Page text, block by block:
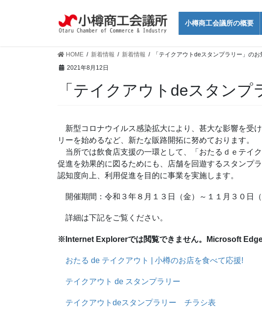
小樽商工会議所の概要
HOME 新着情報 新着情報
「テイクアウトdeスタンプラリー」のお
2021年8月12日
「テイクアウトdeスタン
新型コロナウイルス感染拡大により、甚大な影響を受
リーを始めるなど、新たな販路開拓に努めております。
当所では飲食店支援の一環として、「おたるｄｅテイ
促進を効果的に図るためにも、店舗を回遊するスタンプ
認知度向上、利用促進を目的に事業を実施します。
開催期間：令和３年８月１３日（金）～１１月３０日（
詳細は下記をご覧ください。
※Internet Explorerでは閲覧できません。Microsoft Edge
おたる de テイクアウト | 小樽のお店を食べて応援!
テイクアウト de スタンプラリー
テイクアウトdeスタンプラリー チラシ表